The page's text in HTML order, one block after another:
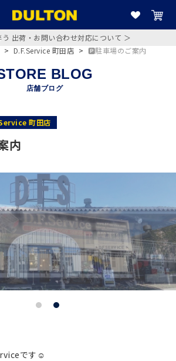
出荷・お問い合わせ対応について ＞
> D.F.Service 町田店 > 🅿︎駐車場のご案内
BLOG
店舗ブログ
町田店
内
です☺︎